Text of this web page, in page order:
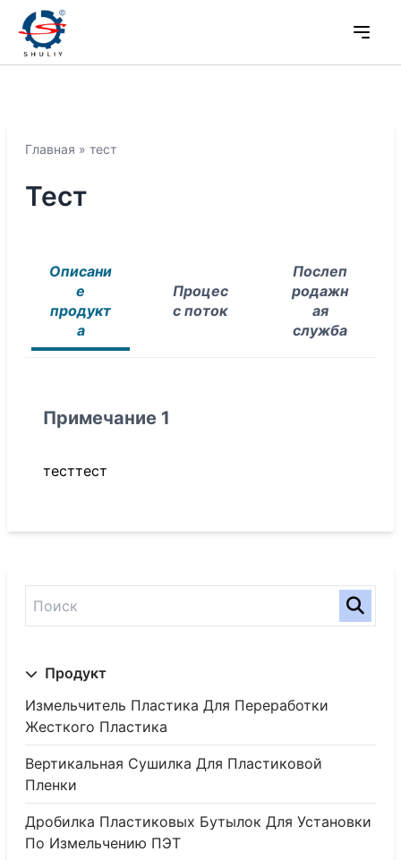
Продукт
Измельчитель Пластика Для Переработки
Жесткого Пластика
Вертикальная Сушилка Для Пластиковой
Пленки
Дробилка Пластиковых Бутылок Для Установки
По Измельчению ПЭТ
Главная » тест
Тест
Описани
е
продукт
а
Процес
с поток
Послеп
родажн
ая
служба
Примечание 1
тесттест